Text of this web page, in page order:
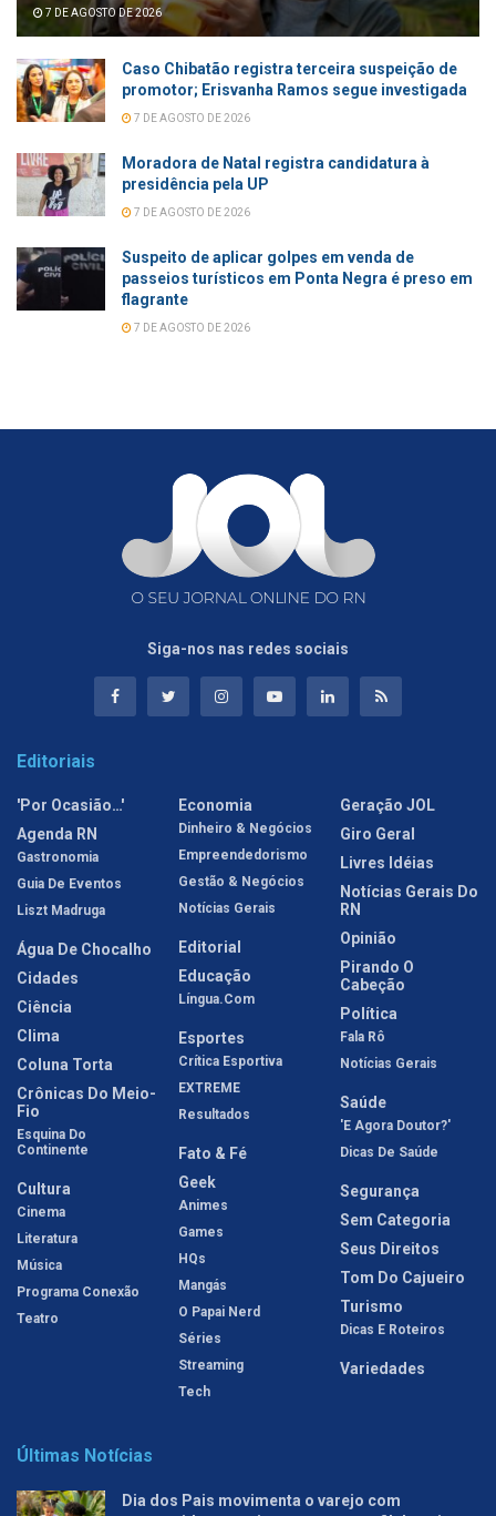
7 DE AGOSTO DE 2026
Caso Chibatão registra terceira suspeição de
promotor; Erisvanha Ramos segue investigada
7 DE AGOSTO DE 2026
Moradora de Natal registra candidatura à
presidência pela UP
7 DE AGOSTO DE 2026
Suspeito de aplicar golpes em venda de
passeios turísticos em Ponta Negra é preso em
flagrante
7 DE AGOSTO DE 2026
Siga-nos nas redes sociais
Editoriais
'Por Ocasião…'
Agenda RN
Gastronomia
Guia De Eventos
Liszt Madruga
Água De Chocalho
Cidades
Ciência
Clima
Coluna Torta
Crônicas Do Meio-
Fio
Esquina Do
Continente
Cultura
Cinema
Literatura
Música
Programa Conexão
Teatro
Economia
Dinheiro & Negócios
Empreendedorismo
Gestão & Negócios
Notícias Gerais
Editorial
Educação
Língua.com
Esportes
Crítica Esportiva
EXTREME
Resultados
Fato & Fé
Geek
Animes
Games
HQs
Mangás
O Papai Nerd
Séries
Streaming
Tech
Geração JOL
Giro Geral
Livres Idéias
Notícias Gerais Do
RN
Opinião
Pirando O
Cabeção
Política
Fala Rô
Notícias Gerais
Saúde
'E Agora Doutor?'
Dicas De Saúde
Segurança
Sem Categoria
Seus Direitos
Tom Do Cajueiro
Turismo
Dicas E Roteiros
Variedades
Últimas Notícias
Dia dos Pais movimenta o varejo com